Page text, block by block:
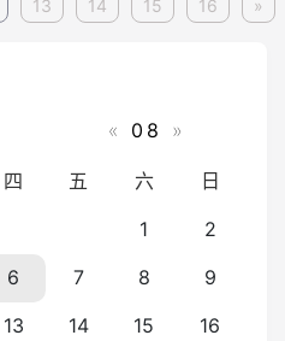
13 14 15 16 »
« 08 »
四 五 六
日
1
2
6 7 8
9
13 14 15
16